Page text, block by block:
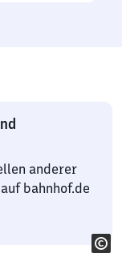
anderer
bahnhof.de